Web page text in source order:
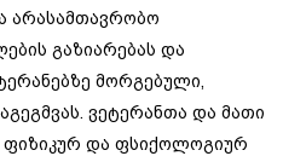
არასამთავრობო
გაზიარებას და
მორგებული,
ვეტერანთა და მათი
ფიზიკურ და ფსიქოლოგიურ